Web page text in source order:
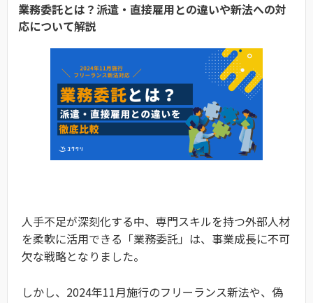
業務委託とは？派遣・直接雇用との違いや新法への対
応について解説
人手不足が深刻化する中、専門スキルを持つ外部人材
を柔軟に活用できる「業務委託」は、事業成長に不可
欠な戦略となりました。
しかし、2024年11月施行のフリーランス新法や、偽